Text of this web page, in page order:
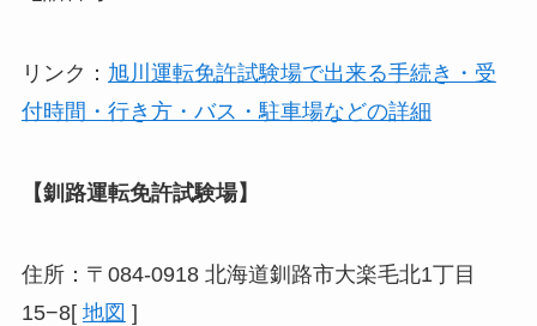
リンク： 旭川運転免許試験場で出来る手続き・受
付時間・行き方・バス・駐車場などの詳細
【釧路運転免許試験場】
住所：〒084-0918 北海道釧路市大楽毛北1丁目
15−8[ 地図 ]